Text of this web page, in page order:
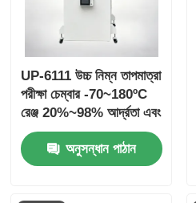
UP-6111 উচ্চ নিম্ন তাপমাত্রা
পরীক্ষা চেম্বার -70~180ºC
রেঞ্জ 20%~98% আর্দ্রতা এবং
টাচ স্ক্রীন ইন্টেলিজেন্ট কন্ট্রোল
অনুসন্ধান পাঠান